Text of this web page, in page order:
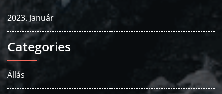
2023. Január
Categories
Állás